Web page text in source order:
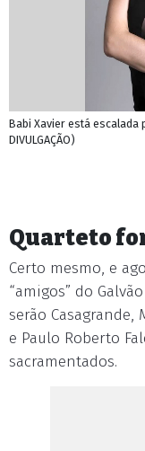
Babi Xavier está escalada
DIVULGAÇÃO)
Quarteto
Certo mesmo, e
“amigos” do
serão Casagrande,
e Paulo Roberto
sacramentados.